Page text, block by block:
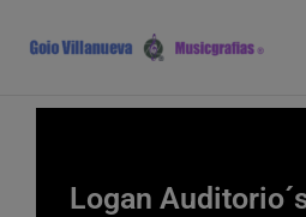
contenido
Logan